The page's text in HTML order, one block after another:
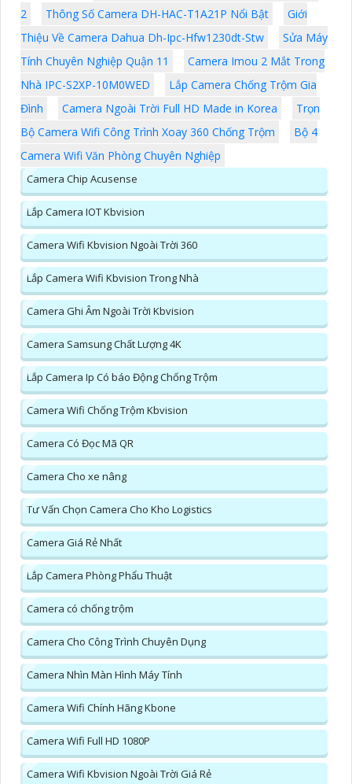
2
Thông Số Camera DH-HAC-T1A21P Nổi Bật
Giới
Thiệu Về Camera Dahua Dh-Ipc-Hfw1230dt-Stw
Sửa Máy
Tính Chuyên Nghiệp Quận 11
Camera Imou 2 Mắt Trong
Nhà IPC-S2XP-10M0WED
Lắp Camera Chống Trộm Gia
Đình
Camera Ngoài Trời Full HD Made in Korea
Trọn
Bộ Camera Wifi Công Trình Xoay 360 Chống Trộm
Bộ 4
Camera Wifi Văn Phòng Chuyên Nghiệp
Camera Chip Acusense
Lắp Camera IOT Kbvision
Camera Wifi Kbvision Ngoài Trời 360
Lắp Camera Wifi Kbvision Trong Nhà
Camera Ghi Âm Ngoài Trời Kbvision
Camera Samsung Chất Lượng 4K
Lắp Camera Ip Có báo Động Chống Trộm
Camera Wifi Chống Trộm Kbvision
Camera Có Đọc Mã QR
Camera Cho xe nâng
Tư Vấn Chọn Camera Cho Kho Logistics
Camera Giá Rẻ Nhất
Lắp Camera Phòng Phẩu Thuật
Camera có chống trộm
Camera Cho Công Trình Chuyên Dụng
Camera Nhìn Màn Hình Máy Tính
Camera Wifi Chính Hãng Kbone
Camera Wifi Full HD 1080P
Camera Wifi Kbvision Ngoài Trời Giá Rẻ